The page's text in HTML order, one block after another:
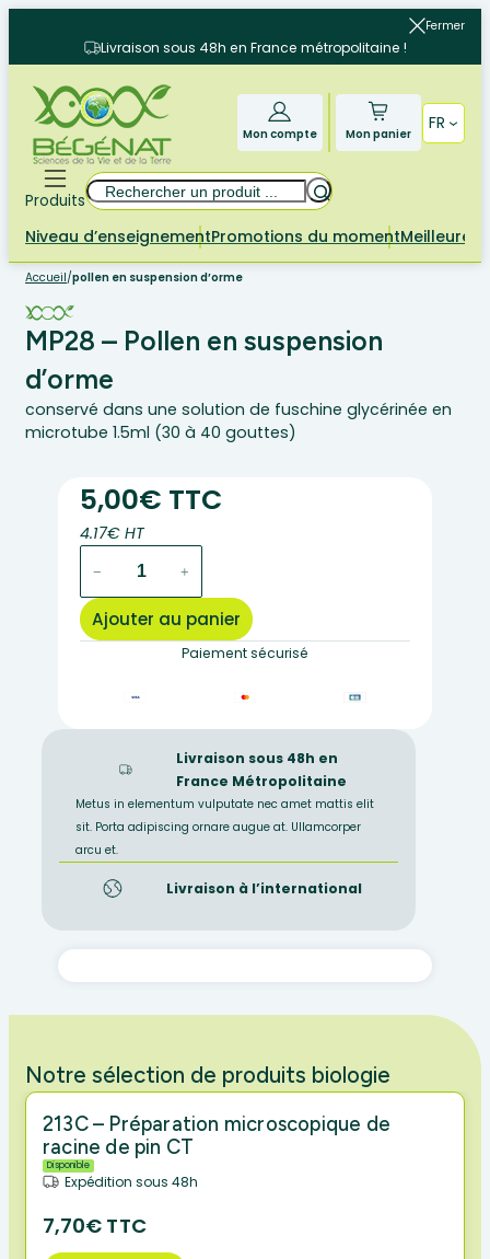
contenu
Fermer
Livraison sous 48h en France métropolitaine !
Mon compte Mon panier
FR
Produits
Rechercher
Niveau d’enseignementPromotions du momentMeilleures
Accueil/pollen en suspension d’orme
MP28 – Pollen en suspension
d’orme
conservé dans une solution de fuschine glycérinée en
microtube 1.5ml (30 à 40 gouttes)
5,00€ TTC
4.17€ HT
MP28
–
suspension
− +
Ajouter au panier
Paiement sécurisé
Livraison sous 48h en
France Métropolitaine
Metus in elementum vulputate nec amet mattis elit
sit. Porta adipiscing ornare augue at. Ullamcorper
arcu et.
Livraison à l’international
Notre sélection de produits biologie
213C – Préparation microscopique de
racine de pin CT
Disponible
Expédition sous 48h
7,70€ TTC